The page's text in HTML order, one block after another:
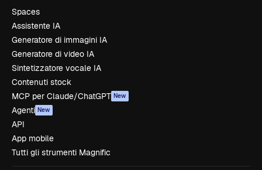
Spaces
Assistente IA
Generatore di immagini IA
Generatore di video IA
Sintetizzatore vocale IA
Contenuti stock
MCP per Claude/ChatGPT New
Agenti New
API
App mobile
Tutti gli strumenti Magnific